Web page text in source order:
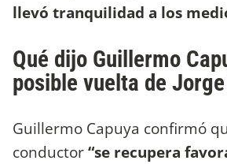
llevó tranquilidad a los
Qué dijo Guillermo
posible vuelta de
Guillermo Capuya confirmó
conductor“se recupera